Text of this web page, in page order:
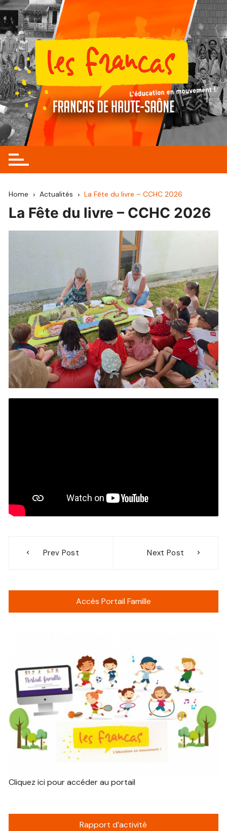
Skip
to
content
Home Actualités La Fête du livre – CCHC 2026
La Fête du livre – CCHC 2026
Prev Post Next Post
Accès Portail Famille
Cliquez ici pour accéder au portail
Rapport d’activité